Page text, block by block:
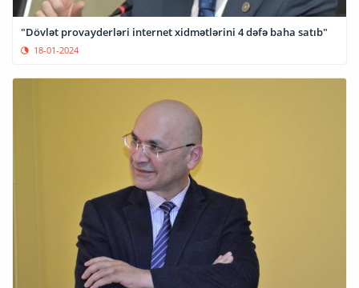
"Dövlət provayderləri internet xidmətlərini 4 dəfə baha satıb"
18-01-2024